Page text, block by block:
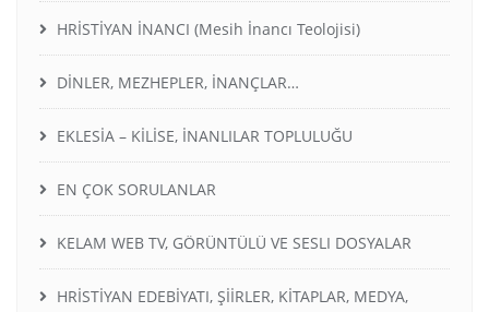
HRİSTİYAN İNANCI (Mesih İnancı Teolojisi)
DİNLER, MEZHEPLER, İNANÇLAR…
EKLESİA – KİLİSE, İNANLILAR TOPLULUĞU
EN ÇOK SORULANLAR
KELAM WEB TV, GÖRÜNTÜLÜ VE SESLI DOSYALAR
HRİSTİYAN EDEBİYATI, ŞİİRLER, KİTAPLAR, MEDYA,